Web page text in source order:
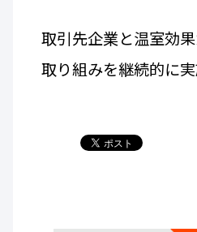
取引先企業と温室効
取り組みを継続的に